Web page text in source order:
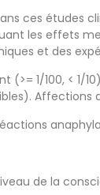
études
les effets
et des
1/100, < 1/
Affections
de la